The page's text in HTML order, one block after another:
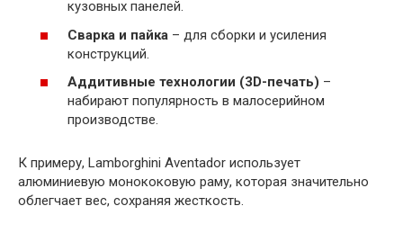
кузовных панелей.
Сварка и пайка – для сборки и усиления
конструкций.
Аддитивные технологии (3D-печать) –
набирают популярность в малосерийном
производстве.
К примеру, Lamborghini Aventador использует
алюминиевую монококовую раму, которая значительно
облегчает вес, сохраняя жесткость.